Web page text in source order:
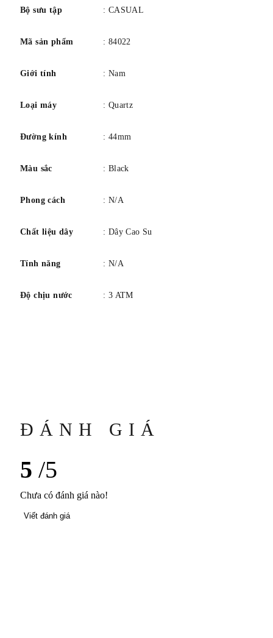
Màu mặt đen
Mức chống nước 30 m (3 ATM)
Bộ sưu tập : CASUAL
Mã sản phẩm : 84022
Giới tính : Nam
Loại máy : Quartz
Đường kính : 44mm
Màu sắc : Black
Phong cách : N/A
Chất liệu dây : Dây Cao Su
Tính năng : N/A
Độ chịu nước : 3 ATM
ĐÁNH GIÁ
5 /5
Chưa có đánh giá nào!
Viết đánh giá